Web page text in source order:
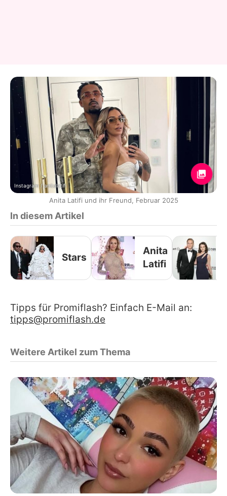
Instagram / anitalatifi
Anita Latifi und ihr Freund, Februar 2025
In diesem Artikel
Stars
Anita
Latifi
Tipps für Promiflash? Einfach E-Mail an:
tipps@promiflash.de
Weitere Artikel zum Thema